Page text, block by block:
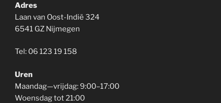
Adres
Laan van Oost-Indië 324
6541 GZ Nijmegen
Tel: 06 123 19 158
Uren
Maandag—vrijdag: 9:00–17:00
Woensdag tot 21:00